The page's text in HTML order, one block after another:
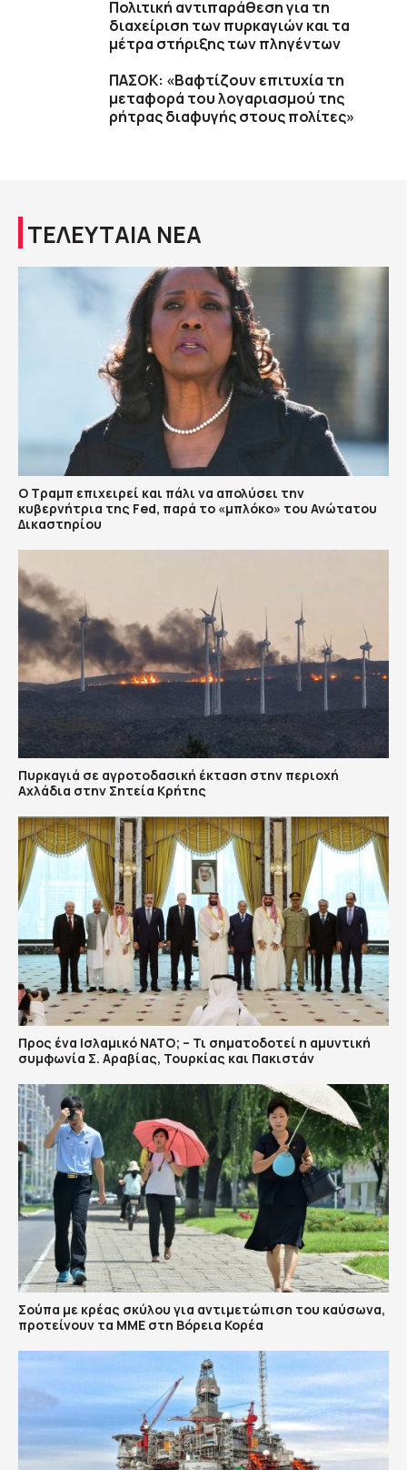
Πολιτική αντιπαράθεση για τη
διαχείριση των πυρκαγιών και τα
μέτρα στήριξης των πληγέντων
ΠΑΣΟΚ: «Βαφτίζουν επιτυχία τη
μεταφορά του λογαριασμού της
ρήτρας διαφυγής στους πολίτες»
ΤΕΛΕΥΤΑΙΑ ΝΕΑ
Ο Τραμπ επιχειρεί και πάλι να απολύσει την
κυβερνήτρια της Fed, παρά το «μπλόκο» του Ανώτατου
Δικαστηρίου
Πυρκαγιά σε αγροτοδασική έκταση στην περιοχή
Αχλάδια στην Σητεία Κρήτης
Προς ένα Ισλαμικό ΝΑΤΟ; – Τι σηματοδοτεί η αμυντική
συμφωνία Σ. Αραβίας, Τουρκίας και Πακιστάν
Σούπα με κρέας σκύλου για αντιμετώπιση του καύσωνα,
προτείνουν τα ΜΜΕ στη Βόρεια Κορέα